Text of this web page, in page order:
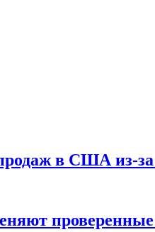
в США из-за